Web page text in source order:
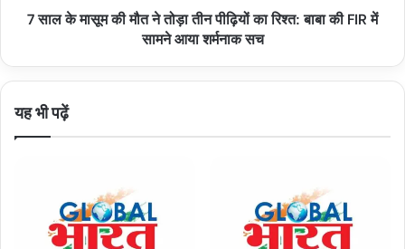
पीढ़ियों
FIR
7 साल के मासूम की मौत ने तोड़ा तीन पीढ़ियों का रिश्त: बाबा की FIR में
सामने आया शर्मनाक सच
यह भी पढ़ें